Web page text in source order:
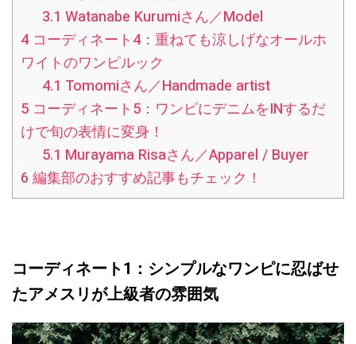
3.1 Watanabe Kurumiさん／Model
4コーディネート4：重ねても涼しげなオールホ
ワイトのワンピルック
4.1 Tomomiさん／Handmade artist
5コーディネート5：ワンピにデニムをINするだ
けで旬の表情に変身！
5.1 Murayama Risaさん／Apparel / Buyer
6 編集部のおすすめ記事もチェック！
コーディネート1：シンプルなワンピに忍ばせ
たアメスリが上級者の雰囲気